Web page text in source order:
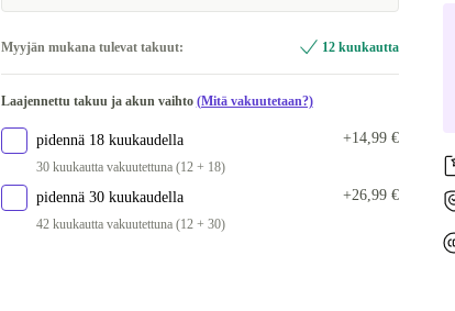
musta +29,38 €
Myyjän mukana tulevat takuut: 12 kuukautta
Laajennettu takuu ja akun vaihto (Mitä vakuutetaan?)
pidennä 18 kuukaudella
30 kuukautta vakuutettuna (12 + 18)
+14,99 €
pidennä 30 kuukaudella
42 kuukautta vakuutettuna (12 + 30)
+26,99 €